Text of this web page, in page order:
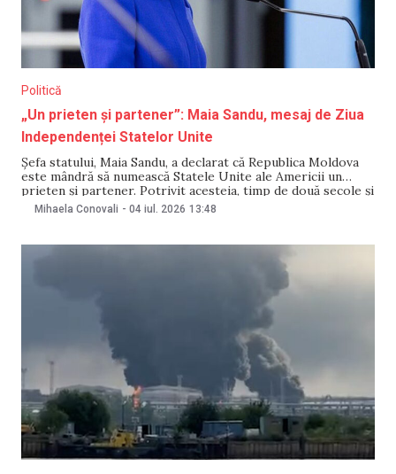
Politică
„Un prieten și partener”: Maia Sandu, mesaj de Ziua
Independenței Statelor Unite
Șefa statului, Maia Sandu, a declarat că Republica Moldova
este mândră să numească Statele Unite ale Americii un
prieten și partener. Potrivit acesteia, timp de două secole și
jumătate, America a demonstrat că libertatea dăinuie.
Mihaela Conovali - 04 iul. 2026 13:48